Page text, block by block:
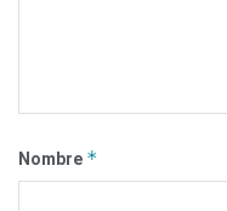
Nombre *